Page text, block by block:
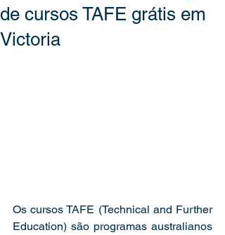
de cursos TAFE grátis em
Victoria
Os cursos TAFE (Technical and Further
Education) são programas australianos